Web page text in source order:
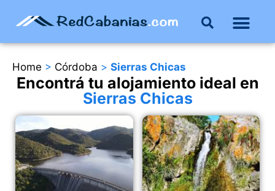
Home > Córdoba > Sierras Chicas
Encontrá tu alojamiento ideal en
Sierras Chicas